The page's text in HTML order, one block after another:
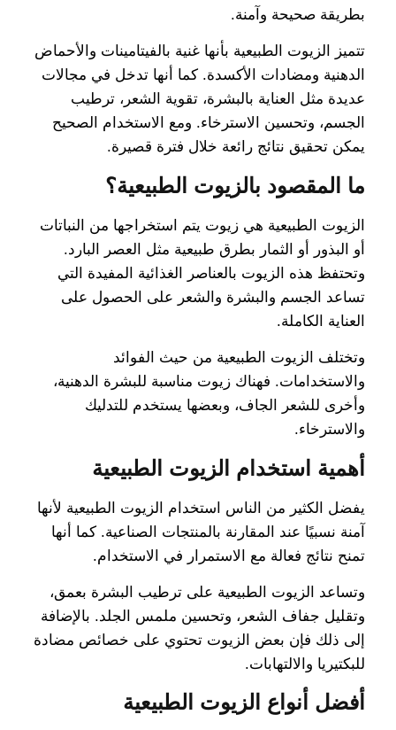
بطريقة صحيحة وآمنة.
تتميز الزيوت الطبيعية بأنها غنية بالفيتامينات والأحماض
الدهنية ومضادات الأكسدة. كما أنها تدخل في مجالات
عديدة مثل العناية بالبشرة، تقوية الشعر، ترطيب
الجسم، وتحسين الاسترخاء. ومع الاستخدام الصحيح
يمكن تحقيق نتائج رائعة خلال فترة قصيرة.
ما المقصود بالزيوت الطبيعية؟
الزيوت الطبيعية هي زيوت يتم استخراجها من النباتات
أو البذور أو الثمار بطرق طبيعية مثل العصر البارد.
وتحتفظ هذه الزيوت بالعناصر الغذائية المفيدة التي
تساعد الجسم والبشرة والشعر على الحصول على
العناية الكاملة.
وتختلف الزيوت الطبيعية من حيث الفوائد
والاستخدامات. فهناك زيوت مناسبة للبشرة الدهنية،
وأخرى للشعر الجاف، وبعضها يستخدم للتدليك
والاسترخاء.
أهمية استخدام الزيوت الطبيعية
يفضل الكثير من الناس استخدام الزيوت الطبيعية لأنها
آمنة نسبيًا عند المقارنة بالمنتجات الصناعية. كما أنها
تمنح نتائج فعالة مع الاستمرار في الاستخدام.
وتساعد الزيوت الطبيعية على ترطيب البشرة بعمق،
وتقليل جفاف الشعر، وتحسين ملمس الجلد. بالإضافة
إلى ذلك فإن بعض الزيوت تحتوي على خصائص مضادة
للبكتيريا والالتهابات.
أفضل أنواع الزيوت الطبيعية